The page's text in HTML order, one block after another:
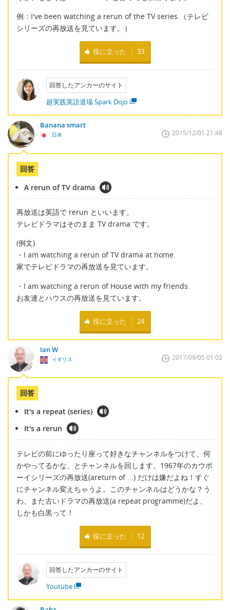
例：I've been watching a rerun of the TV series.（テレビ
シリーズの再放送を見ています。）
役に立った 33
回答したアンカーのサイト
超実践英語道場 Spark Dojo
Banana smart
日本 2015/12/01 21:48
回答
A rerun of TV drama
再放送は英語で rerun といいます。
テレビドラマはそのまま TV drama です。
(例文)
・I am watching a rerun of TV drama at home.
家でテレビドラマの再放送を見ています。
・I am watching a rerun of House with my friends.
お友達とハウスの再放送を見ています。
役に立った 24
Ian W
イギリス 2017/09/05 01:02
回答
It's a repeat (series)
It's a rerun
テレビの前にゆったり座って好きなチャンネルをつけて、何
かやってるかな、とチャンネルを回します。1967年のカウボ
ーイシリーズの再放送(areturn of ...) だけは嫌だよね！すぐ
にチャンネル変えちゃうよ。このチャンネルはどうかな？う
わ、また古いドラマの再放送(a repeat programme)だよ、
しかも白黒って！
役に立った 12
回答したアンカーのサイト
Youtube